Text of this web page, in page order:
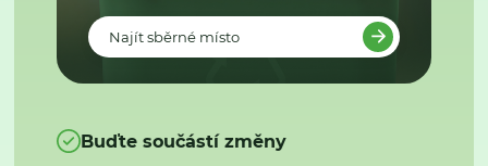
Najít sběrné místo
Buďte součástí změny